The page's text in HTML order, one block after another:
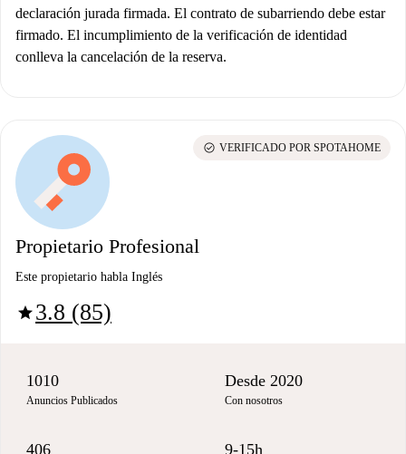
declaración jurada firmada. El contrato de subarriendo debe estar
firmado. El incumplimiento de la verificación de identidad
conlleva la cancelación de la reserva.
Propietario Profesional
Este propietario habla Inglés
star3.8 (85)
check_circle VERIFICADO POR SPOTAHOME
1010
Anuncios Publicados
Desde 2020
Con nosotros
406 9-15h